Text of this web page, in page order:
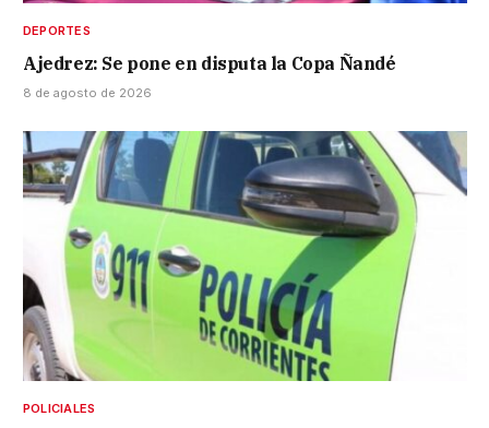
DEPORTES
Ajedrez: Se pone en disputa la Copa Ñandé
8 de agosto de 2026
POLICIALES